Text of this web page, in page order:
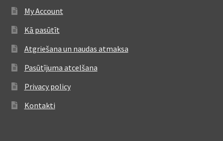
My Account
Kā pasūtīt
Atgriešana un naudas atmaksa
Pasūtījuma atcelšana
Privacy policy
Kontakti